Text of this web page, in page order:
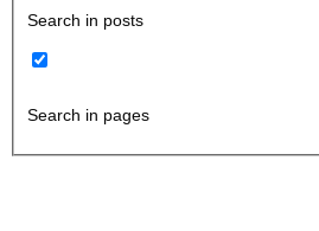
Search in posts
Search in pages